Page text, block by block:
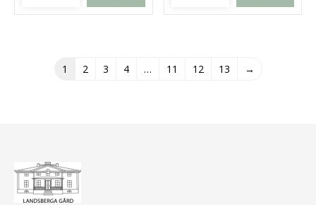
1 2 3 4 … 11 12 13 →